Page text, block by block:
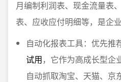
月编制利润表、现金流量表
表、应收应付明细等，是企
自动化报表工具：优先推
试用，它作为高成长型企
自动抓取淘宝、天猫、京